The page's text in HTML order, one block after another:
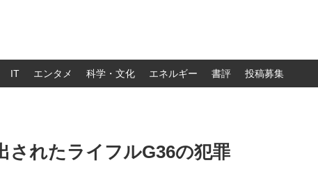
IT エンタメ 科学・文化 エネルギー 書評 投稿募集
されたライフルG36の犯罪